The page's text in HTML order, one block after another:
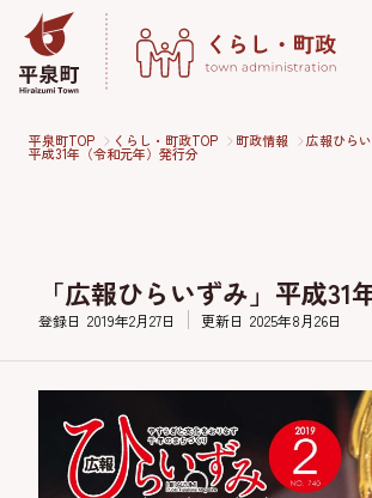
平泉町TOP くらし・町政TOP 町政情報 広報ひら
平成31年（令和元年）発行分
「広報ひらいずみ」平成31
登録日 2019年2月27日 更新日 2025年8月26日